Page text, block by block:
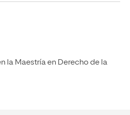
la Maestría en Derecho de la